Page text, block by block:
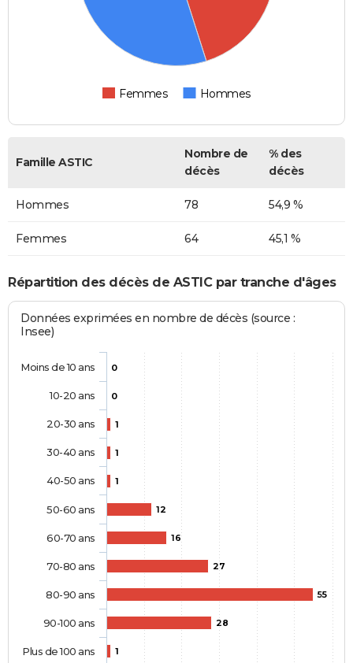
Femmes Hommes
Famille ASTIC
Nombre de
décès
% des
décès
Hommes 78 54,9 %
Femmes 64 45,1 %
Répartition des décès de ASTIC par tranche d'âges
Données exprimées en nombre de décès (source :
Insee)
0
0
1
1
1
12
16
27
55
28
1
Moins de 10 ans
10-20 ans
20-30 ans
30-40 ans
40-50 ans
50-60 ans
60-70 ans
70-80 ans
80-90 ans
90-100 ans
Plus de 100 ans